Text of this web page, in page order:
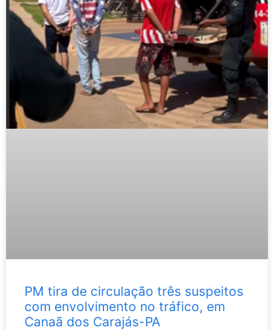
PM tira de circulação três suspeitos
com envolvimento no tráfico, em
Canaã dos Carajás-PA